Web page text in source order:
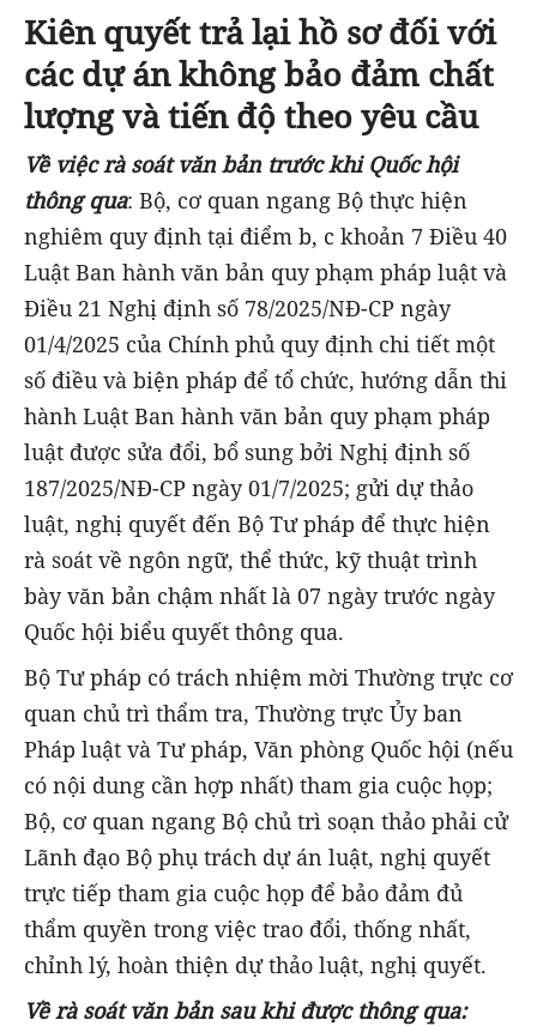
Kiên quyết trả lại hồ sơ đối với
các dự án không bảo đảm chất
lượng và tiến độ theo yêu cầu
Về việc rà soát văn bản trước khi Quốc hội
thông qua: Bộ, cơ quan ngang Bộ thực hiện
nghiêm quy định tại điểm b, c khoản 7 Điều 40
Luật Ban hành văn bản quy phạm pháp luật và
Điều 21 Nghị định số 78/2025/NĐ-CP ngày
01/4/2025 của Chính phủ quy định chi tiết một
số điều và biện pháp để tổ chức, hướng dẫn thi
hành Luật Ban hành văn bản quy phạm pháp
luật được sửa đổi, bổ sung bởi Nghị định số
187/2025/NĐ-CP ngày 01/7/2025; gửi dự thảo
luật, nghị quyết đến Bộ Tư pháp để thực hiện
rà soát về ngôn ngữ, thể thức, kỹ thuật trình
bày văn bản chậm nhất là 07 ngày trước ngày
Quốc hội biểu quyết thông qua.
Bộ Tư pháp có trách nhiệm mời Thường trực cơ
quan chủ trì thẩm tra, Thường trực Ủy ban
Pháp luật và Tư pháp, Văn phòng Quốc hội (nếu
có nội dung cần hợp nhất) tham gia cuộc họp;
Bộ, cơ quan ngang Bộ chủ trì soạn thảo phải cử
Lãnh đạo Bộ phụ trách dự án luật, nghị quyết
trực tiếp tham gia cuộc họp để bảo đảm đủ
thẩm quyền trong việc trao đổi, thống nhất,
chỉnh lý, hoàn thiện dự thảo luật, nghị quyết.
Về rà soát văn bản sau khi được thông qua: